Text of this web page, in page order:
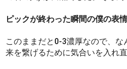
ピックが終わった瞬間の僕の表情
このままだと0-3濃厚なので、
来を繋げるために気合いを入れ